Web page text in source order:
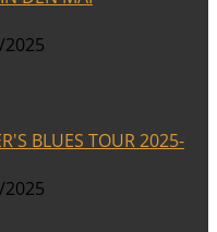
BLUES TOUR 2025-